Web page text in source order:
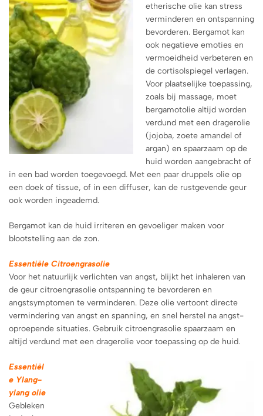
etherische olie kan stress
verminderen en ontspanning
bevorderen. Bergamot kan
ook negatieve emoties en
vermoeidheid verbeteren en
de cortisolspiegel verlagen.
Voor plaatselijke toepassing,
zoals bij massage, moet
bergamotolie altijd worden
verdund met een dragerolie
(jojoba, zoete amandel of
argan) en spaarzaam op de
huid worden aangebracht of
in een bad worden toegevoegd. Met een paar druppels olie op
een doek of tissue, of in een diffuser, kan de rustgevende geur
ook worden ingeademd.
Bergamot kan de huid irriteren en gevoeliger maken voor
blootstelling aan de zon.
Essentiële Citroengrasolie
Voor het natuurlijk verlichten van angst, blijkt het inhaleren van
de geur citroengrasolie ontspanning te bevorderen en
angstsymptomen te verminderen. Deze olie vertoont directe
vermindering van angst en spanning, en snel herstel na angst-
oproepende situaties. Gebruik citroengrasolie spaarzaam en
altijd verdund met een dragerolie voor toepassing op de huid.
Essentiël
e Ylang-
ylang olie
Gebleken